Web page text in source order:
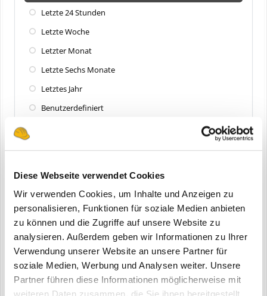
Diese Webseite verwendet Cookies
Wir verwenden Cookies, um Inhalte und Anzeigen zu
personalisieren, Funktionen für soziale Medien anbieten
zu können und die Zugriffe auf unsere Website zu
analysieren. Außerdem geben wir Informationen zu Ihrer
Verwendung unserer Website an unsere Partner für
soziale Medien, Werbung und Analysen weiter. Unsere
Partner führen diese Informationen möglicherweise mit
Letzte 24 Stunden
Letzte Woche
Letzter Monat
Letzte Sechs Monate
Letztes Jahr
Benutzerdefiniert
Zuletzt aktualisiert
Letzte 24 Stunden
Letzte Woche
Letzter Monat
Letzte Sechs Monate
Letztes Jahr
Benutzerdefiniert